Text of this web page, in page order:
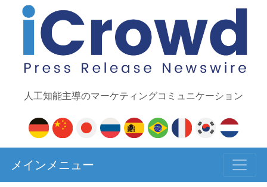
人工知能主導のマーケティングコミュニケーション
メインメニュー